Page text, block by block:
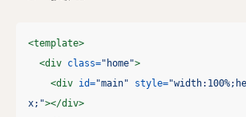
<template>
<div class="home">
<div id="main" style=
x;"></div>